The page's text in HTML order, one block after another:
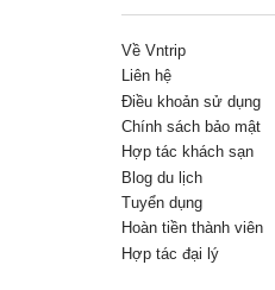
Về Vntrip
Liên hệ
Điều khoản sử dụng
Chính sách bảo mật
Hợp tác khách sạn
Blog du lịch
Tuyển dụng
Hoàn tiền thành viên
Hợp tác đại lý